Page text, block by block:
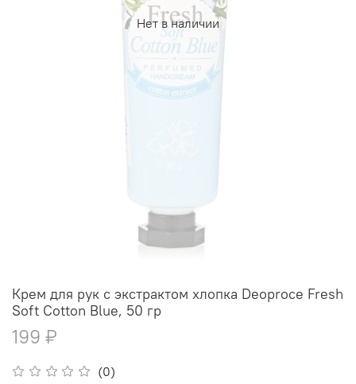
Нет в наличии
(0)
Крем для рук с экстрактом хлопка Deoproce Fresh
Soft Cotton Blue, 50 гр
199 ₽